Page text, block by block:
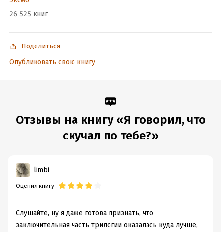
26 525 книг
Поделиться
Опубликовать свою книгу
Отзывы на книгу «Я говорил, что
скучал по тебе?»
limbi
Оценил книгу
Слушайте, ну я даже готова признать, что
заключительная часть трилогии оказалась куда лучше,